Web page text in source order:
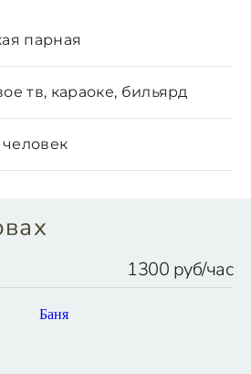
парная
тв, караоке, бильярд
человек
1300 руб/час